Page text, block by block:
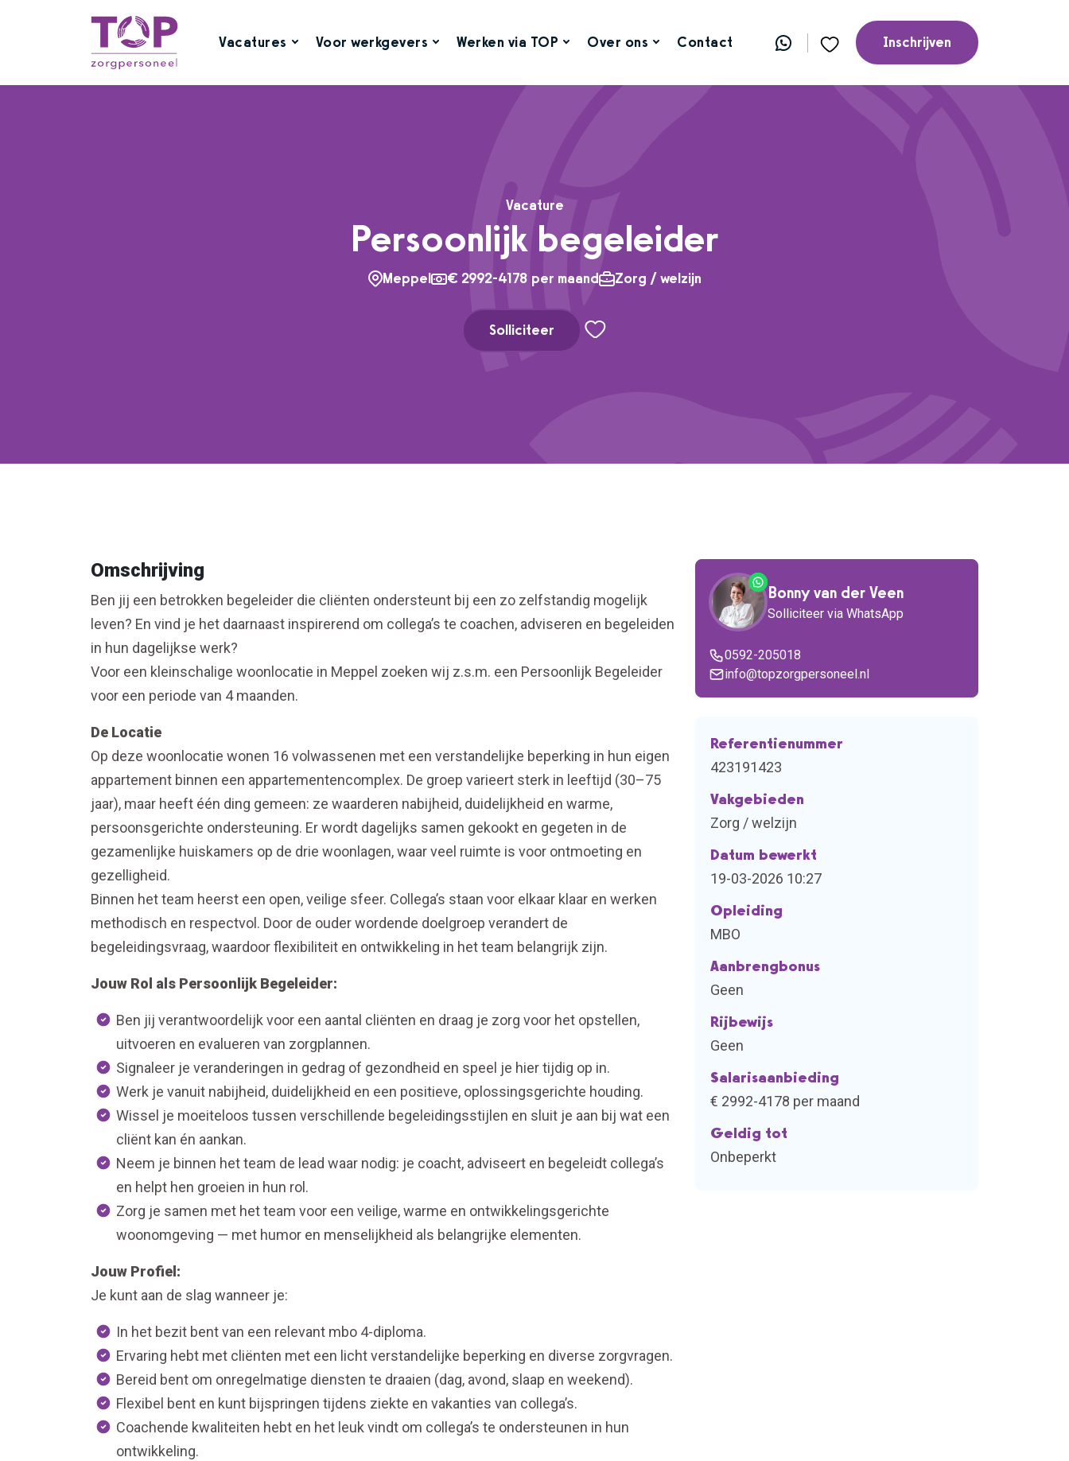
Vacatures Voor werkgevers Werken via TOP Over ons Contact Inschrijven
Vacature
Persoonlijk begeleider
Meppel € 2992-4178 per maand Zorg / welzijn
Solliciteer
Omschrijving
Ben jij een betrokken begeleider die cliënten ondersteunt bij een zo zelfstandig mogelijk
leven? En vind je het daarnaast inspirerend om collega’s te coachen, adviseren en begeleiden
in hun dagelijkse werk?
Voor een kleinschalige woonlocatie in Meppel zoeken wij z.s.m. een Persoonlijk Begeleider
voor een periode van 4 maanden.
De Locatie
Op deze woonlocatie wonen 16 volwassenen met een verstandelijke beperking in hun eigen
appartement binnen een appartementencomplex. De groep varieert sterk in leeftijd (30–75
jaar), maar heeft één ding gemeen: ze waarderen nabijheid, duidelijkheid en warme,
persoonsgerichte ondersteuning. Er wordt dagelijks samen gekookt en gegeten in de
gezamenlijke huiskamers op de drie woonlagen, waar veel ruimte is voor ontmoeting en
gezelligheid.
Binnen het team heerst een open, veilige sfeer. Collega’s staan voor elkaar klaar en werken
methodisch en respectvol. Door de ouder wordende doelgroep verandert de
begeleidingsvraag, waardoor flexibiliteit en ontwikkeling in het team belangrijk zijn.
Jouw Rol als Persoonlijk Begeleider:
Ben jij verantwoordelijk voor een aantal cliënten en draag je zorg voor het opstellen,
uitvoeren en evalueren van zorgplannen.
Signaleer je veranderingen in gedrag of gezondheid en speel je hier tijdig op in.
Werk je vanuit nabijheid, duidelijkheid en een positieve, oplossingsgerichte houding.
Wissel je moeiteloos tussen verschillende begeleidingsstijlen en sluit je aan bij wat een
cliënt kan én aankan.
Neem je binnen het team de lead waar nodig: je coacht, adviseert en begeleidt collega’s
en helpt hen groeien in hun rol.
Zorg je samen met het team voor een veilige, warme en ontwikkelingsgerichte
woonomgeving — met humor en menselijkheid als belangrijke elementen.
Jouw Profiel:
Je kunt aan de slag wanneer je:
In het bezit bent van een relevant mbo 4-diploma.
Ervaring hebt met cliënten met een licht verstandelijke beperking en diverse zorgvragen.
Bereid bent om onregelmatige diensten te draaien (dag, avond, slaap en weekend).
Flexibel bent en kunt bijspringen tijdens ziekte en vakanties van collega’s.
Coachende kwaliteiten hebt en het leuk vindt om collega’s te ondersteunen in hun
ontwikkeling.
Bonny van der Veen
Solliciteer via WhatsApp
0592-205018
info@topzorgpersoneel.nl
Referentienummer
423191423
Vakgebieden
Zorg / welzijn
Datum bewerkt
19-03-2026 10:27
Opleiding
MBO
Aanbrengbonus
Geen
Rijbewijs
Geen
Salarisaanbieding
€ 2992-4178 per maand
Geldig tot
Onbeperkt